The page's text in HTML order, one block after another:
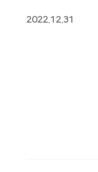
2022.12.31